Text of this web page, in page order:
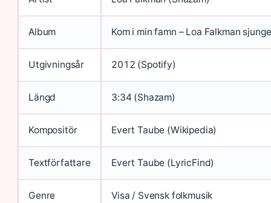
Album Kom i min famn – Loa Falkman
Utgivningsår 2012 (Spotify)
Längd 3:34 (Shazam)
Kompositör Evert Taube (Wikipedia)
Textförfattare Evert Taube (LyricFind)
Genre Visa / Svensk folkmusik